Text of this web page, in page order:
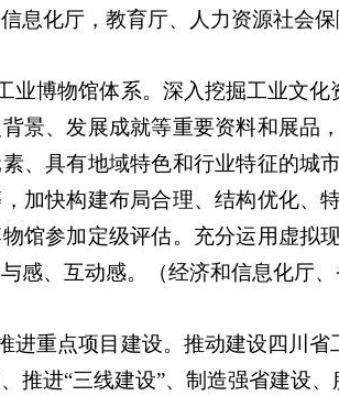
息化厅，教育厅、人力资源社会
业博物馆体系。深入挖掘工业文
景、发展成就等重要资料和展品
、具有地域特色和行业特征的城
加快构建布局合理、结构优化、
馆参加定级评估。充分运用虚拟
感、互动感。（经济和信息化厅
进重点项目建设。推动建设四川
推进“三线建设”、制造强省建设